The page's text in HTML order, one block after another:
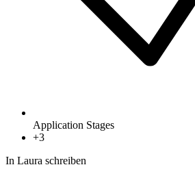
Application Stages
+3
In Laura schreiben